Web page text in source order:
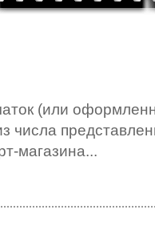
(или
числа
магазина...